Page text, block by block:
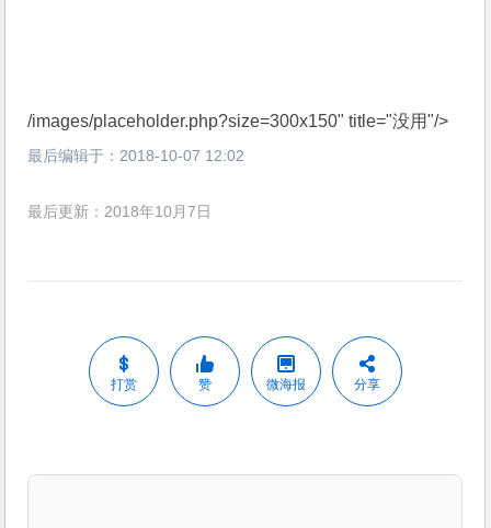
常见法律问题
么新规定？